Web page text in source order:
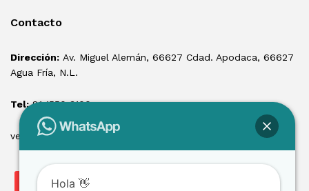
Contacto
Dirección: Av. Miguel Alemán, 66627 Cdad. Apodaca, 66627
Agua Fría, N.L.
Tel:81 1550 3100
ventas@losmontacargas.mx
Hola 👋